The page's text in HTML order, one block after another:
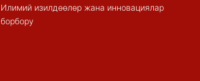
Илимий изилдөөлөр жана инновациялар
борбору